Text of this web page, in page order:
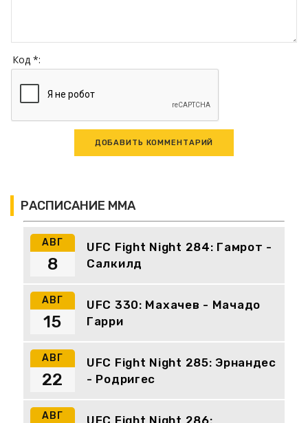
РАСПИСАНИЕ ММА
АВГ
UFC Fight Night 284: Гамрот -
Салкилд
8
АВГ
UFC 330: Махачев - Мачадо
Гарри
15
АВГ
UFC Fight Night 285: Эрнандес
- Родригес
22
АВГ
Код *: